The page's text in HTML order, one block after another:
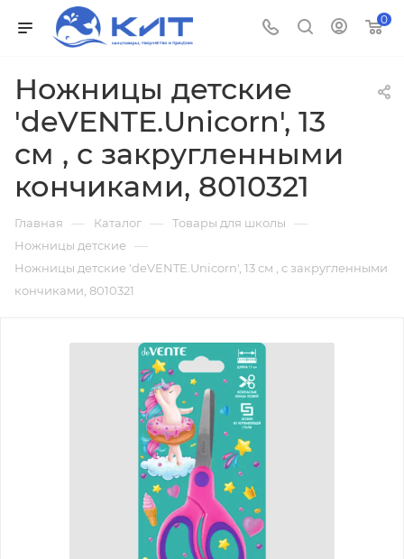
0
Ножницы детские
'deVENTE.Unicorn', 13
см , с закругленными
кончиками, 8010321
Главная — Каталог — Товары для школы —
Ножницы детские —
Ножницы детские 'deVENTE.Unicorn', 13 см , с закругленными
кончиками, 8010321